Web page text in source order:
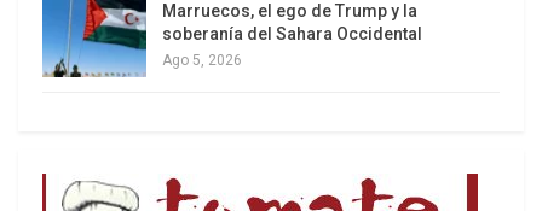
Marruecos, el ego de Trump y la
soberanía del Sahara Occidental
Ago 5, 2026